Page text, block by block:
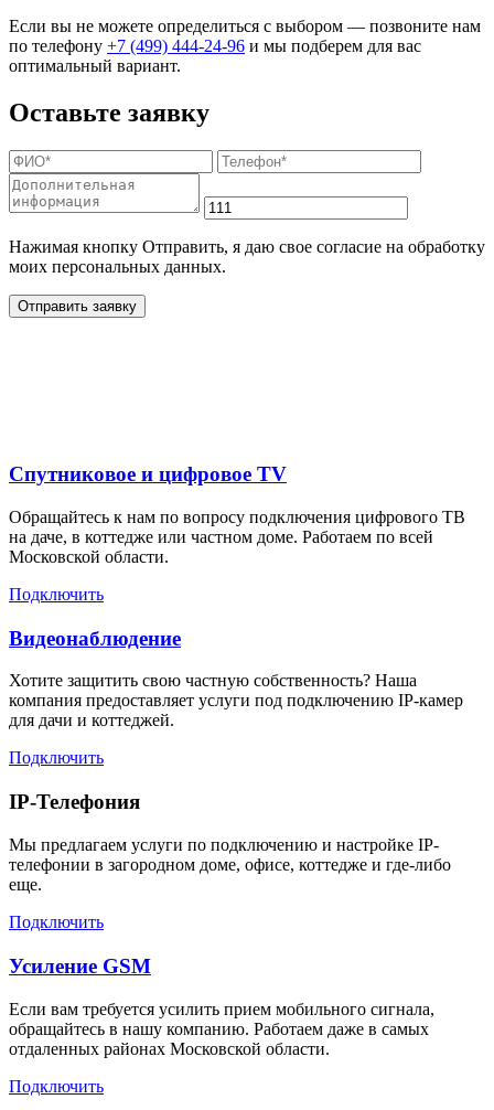
Если вы не можете определиться с выбором — позвоните нам
по телефону +7 (499) 444-24-96 и мы подберем для вас
оптимальный вариант.
Оставьте заявку
Нажимая кнопку Отправить, я даю свое согласие на обработку
моих персональных данных.
Отправить заявку
Спутниковое и цифровое TV
Обращайтесь к нам по вопросу подключения цифрового ТВ
на даче, в коттедже или частном доме. Работаем по всей
Московской области.
Подключить
Видеонаблюдение
Хотите защитить свою частную собственность? Наша
компания предоставляет услуги под подключению IP-камер
для дачи и коттеджей.
Подключить
IP-Телефония
Мы предлагаем услуги по подключению и настройке IP-
телефонии в загородном доме, офисе, коттедже и где-либо
еще.
Подключить
Усиление GSM
Если вам требуется усилить прием мобильного сигнала,
обращайтесь в нашу компанию. Работаем даже в самых
отдаленных районах Московской области.
Подключить